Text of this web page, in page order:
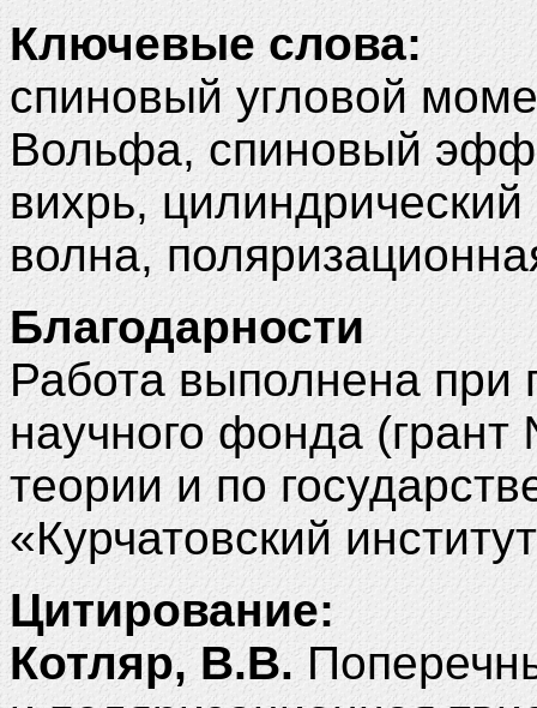
Ключевые слова:
спиновый угловой
Вольфа, спиновый
вихрь,
волна,
Благодарности
Работа выполнена при
научного фонда
теории и по
«Курчатовский
Цитирование:
Котляр, В.В.